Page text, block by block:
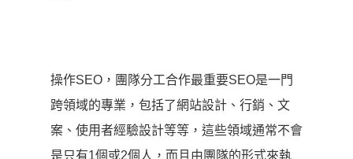
操作SEO，團隊分工合作最重要SEO是一門
跨領域的專業，包括了網站設計、行銷、文
案、使用者經驗設計等等，這些領域通常不會
是只有1個或2個人，而且由團隊的形式來執